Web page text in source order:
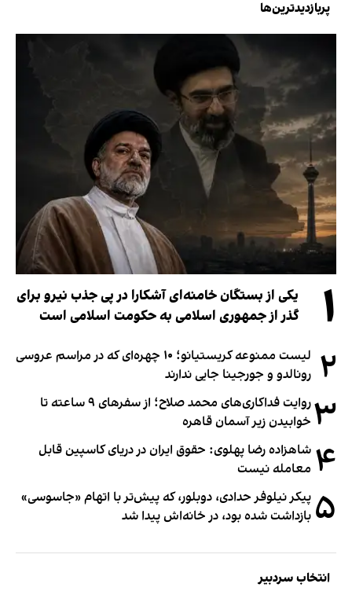
پربازدیدترین‌ها
۱
یکی از بستگان خامنه‌ای آشکارا در پی جذب نیرو برای
گذر از جمهوری اسلامی به حکومت اسلامی است
۲
لیست ممنوعه کریستیانو؛ ۱۰ چهره‌ای که در مراسم عروسی
رونالدو و جورجینا جایی ندارند
۳
روایت فداکاری‌های محمد صلاح؛ از سفرهای ۹ ساعته تا
خوابیدن زیر آسمان قاهره
۴ شاهزاده رضا پهلوی: حقوق ایران در دریای کاسپین قابل
معامله نیست
۵ پیکر نیلوفر حدادی، دوبلور، که پیش‌تر با اتهام «جاسوسی»
بازداشت شده بود، در خانه‌اش پیدا شد
انتخاب سردبیر